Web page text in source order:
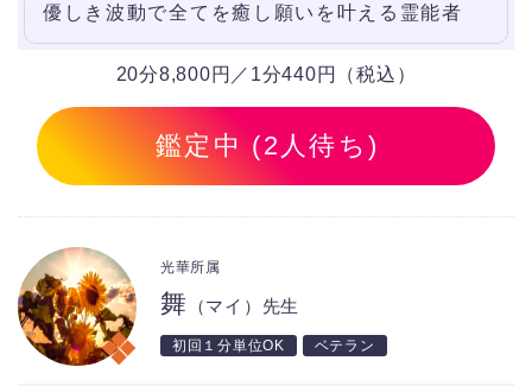
優しき波動で全てを癒し願いを叶える霊能者
20分8,800円／1分440円（税込）
鑑定中 (2人待ち)
舞 （マイ）先生
光華所属
初回１分単位OK ベテラン